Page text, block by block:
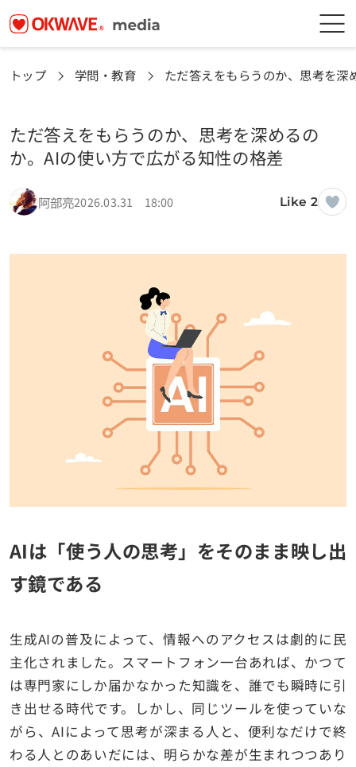
トップ 学問・教育 ただ答えをもらうのか、思考を
ただ答えをもらうのか、思考を深めるの
か。AIの使い方で広がる知性の格差
阿部亮2026.03.31 18:00 Like 2
AIは「使う人の思考」をそのまま映し出
す鏡である
生成AIの普及によって、情報へのアクセスは劇的に民
主化されました。スマートフォン一台あれば、かつて
は専門家にしか届かなかった知識を、誰でも瞬時に引
き出せる時代です。しかし、同じツールを使っていな
がら、AIによって思考が深まる人と、便利なだけで終
わる人とのあいだには、明らかな差が生まれつつあり